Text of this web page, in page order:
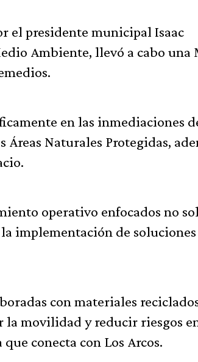
el presidente municipal Isaac
Ambiente, llevó a cabo una
en las inmediaciones
Naturales Protegidas,
operativo enfocados no
implementación de
con materiales
la movilidad y reducir riesgos
conecta con Los Arcos.